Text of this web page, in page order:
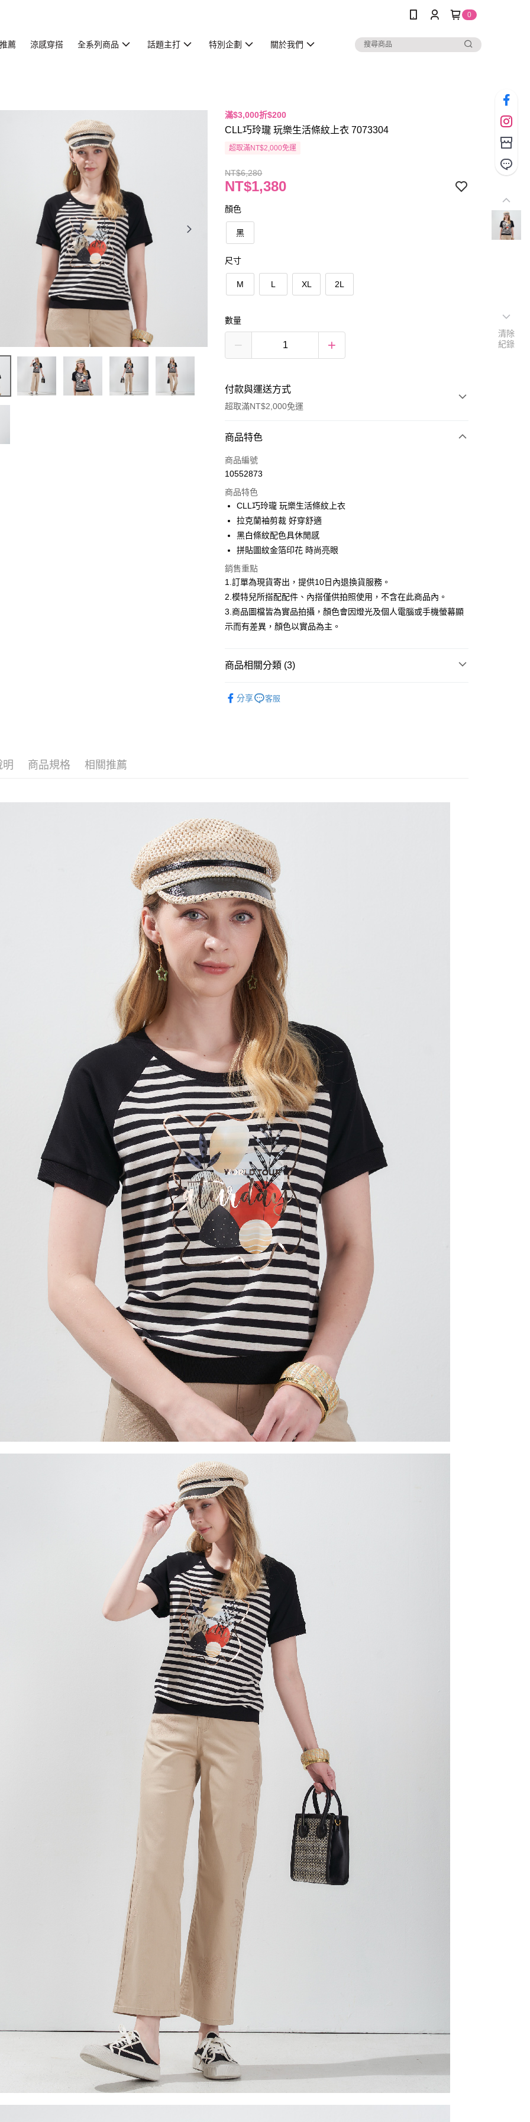
0
薦 涼感穿搭 全系列商品 話題主打 特別企劃 關於我們
滿$3,000折$200
CLL巧玲瓏 玩樂生活條紋上衣 7073304
超取滿NT$2,000免運
NT$6,280
NT$1,380
顏色
黑
尺寸
M L XL 2L
數量
付款與運送方式
超取滿NT$2,000免運
付款方式
信用卡一次付款
3 期 0 利率 每期NT$460
合作金庫商業銀行
華南商業銀行
國泰世華商業銀行
臺灣中小企業銀行
匯豐（台灣）商業銀行
華泰商業銀行
聯邦商業銀行
遠東國際商業銀行
玉山商業銀行
星展（台灣）商業銀行
台新國際商業銀行
超商取貨付款
Apple Pay
街口支付
悠遊付
Google Pay
【大哥付你分期使用說明】
2.透過簡訊連結打開帳單後，可選擇「超商條碼／台灣大直營門市／銀行轉
帳／街口支付／iPASS MONEY」等通路繳費。
【注意事項】
1.本服務係由「台灣大哥大股份有限公司」（以下簡稱本公司）所提供，讓
用戶於交易時，得透過本服務購買商品或服務，並由商店將買賣／分期付
款買賣價金債權讓與本公司後，依約使用本公司帳單繳交帳款。
2.基於同意付款使用「大哥付你分期」之契約關係目的，商店將以您的個人
資料（包含姓名、電話或地址）提供予台灣大哥大進項蒐集、處理及利
用，由本公司與您本人進行分期帳單所需資料之確認、核對及更正。
3.完整用戶服務條款，請詳閱以下連結：
付」結帳頁面，進行簡訊認證並確認金額後，即可完成結帳。
２．訂單成立數日內，您將收到繳費通知簡訊。
３．收到繳費通知簡訊後14天內，點擊此簡訊中的連結，可透過四大超商
／ATM／網路銀行／等多元方式進行付款，方視為交易完成。
※ 請注意：結帳手續完成當下不需立刻繳費，但若您需要取消訂單，請聯
絡購買商品的店家。未經商家同意取消之訂單仍視為有效，需透過AFTEE
先享後付繳納相關費用。
※ 交易是否成功請以「AFTEE先享後付 」之結帳頁面顯示為準，若有關於
是否繳費成功／繳費後需取消欲退款等相關疑問，請聯繫「AFTEE先享後
付客戶支援中心」
【注意事項】
１．透過由恩沛科技股份有限公司提供之「AFTEE先享後付」服務完成之
交易，需依本服務之必要範圍內提供個人資料，並將交易相關給付款項請
求債權轉讓予恩沛科技股份有限公司。
２．關於個人資料處理事宜，請瀏覽以下網址：
https://aftee.tw/terms/#terms3
３．未成年的使用者請事先徵得法定代理人或監護人之同意方可使用
「AFTEE先享後付」，若未經同意申辦者引起之損失，本公司不負相關責
任。
４．使用「AFTEE先享後付」時，將依據個別帳號之用戶狀況，依本公司
即時審查核予不同之上限額度；若仍有額度不足之情形，本公司將視審查
結果請求用戶進行身份認證。
５．嚴禁一人註冊多個帳號或使用他人資訊註冊。若發現惡意使用之情
形，恩沛科技股份有限公司將有權停止該用戶之使用額度並採取法律行
動。
全家取貨付款
每筆NT$120，滿NT$2,000(含以上)免運費
7-11取貨付款
每筆NT$120，滿NT$2,000(含以上)免運費
宅配
每筆NT$120，滿NT$2,000(含以上)免運費
商品特色
商品編號
10552873
商品特色
CLL巧玲瓏 玩樂生活條紋上衣
拉克蘭袖剪裁 好穿舒適
黑白條紋配色具休閒感
拼貼圖紋金箔印花 時尚亮眼
銷售重點
1.訂單為現貨寄出，提供10日內退換貨服務。
2.模特兒所搭配配件、內搭僅供拍照使用，不含在此商品內。
3.商品圖檔皆為實品拍攝，顏色會因燈光及個人電腦或手機螢幕顯
示而有差異，顏色以實品為主。
商品相關分類 (3)
分享 客服
明 商品規格 相關推薦
清除
紀錄